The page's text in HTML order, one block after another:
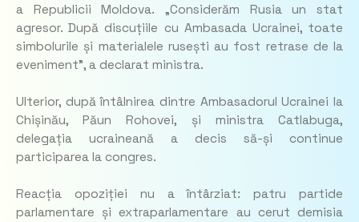
a Republicii Moldova. „Considerăm Rusia un stat
agresor. După discuțiile cu Ambasada Ucrainei, toate
simbolurile și materialele rusești au fost retrase de la
eveniment”, a declarat ministra.
Ulterior, după întâlnirea dintre Ambasadorul Ucrainei la
Chișinău, Păun Rohovei, și ministra Catlabuga,
delegația ucraineană a decis să-și continue
participarea la congres.
Reacția opoziției nu a întârziat: patru partide
parlamentare și extraparlamentare au cerut demisia